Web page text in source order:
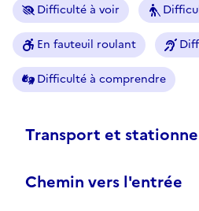
Difficulté à voir
En fauteuil roulant
Difficulté à comprendre
Transport et
Chemin vers l'entrée